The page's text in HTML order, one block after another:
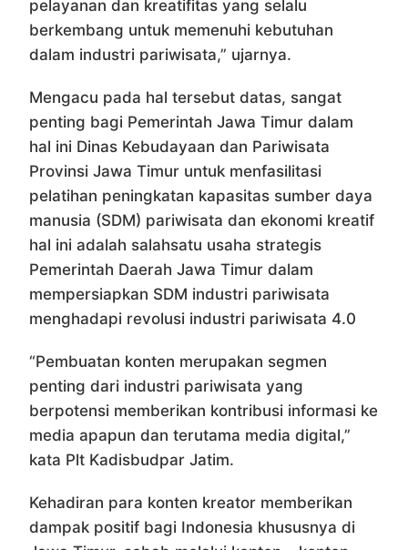
pelayanan dan kreatifitas yang selalu
berkembang untuk memenuhi kebutuhan
dalam industri pariwisata,” ujarnya.
Mengacu pada hal tersebut datas, sangat
penting bagi Pemerintah Jawa Timur dalam
hal ini Dinas Kebudayaan dan Pariwisata
Provinsi Jawa Timur untuk menfasilitasi
pelatihan peningkatan kapasitas sumber daya
manusia (SDM) pariwisata dan ekonomi kreatif
hal ini adalah salahsatu usaha strategis
Pemerintah Daerah Jawa Timur dalam
mempersiapkan SDM industri pariwisata
menghadapi revolusi industri pariwisata 4.0
“Pembuatan konten merupakan segmen
penting dari industri pariwisata yang
berpotensi memberikan kontribusi informasi ke
media apapun dan terutama media digital,”
kata Plt Kadisbudpar Jatim.
Kehadiran para konten kreator memberikan
dampak positif bagi Indonesia khususnya di